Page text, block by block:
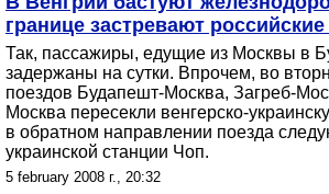
границе застревают
Так, пассажиры, едущие из Москвы в
задержаны на сутки. Впрочем, во
поездов Будапешт-Москва, Загреб-
Москва пересекли венгерско-
в обратном направлении поезда
украинской станции Чоп.
5 february 2008 г., 20:32